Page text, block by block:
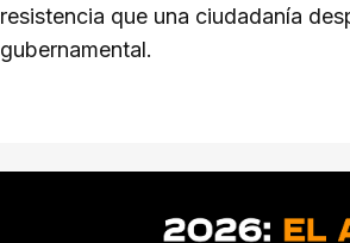
resistencia que una ciudadanía
gubernamental.